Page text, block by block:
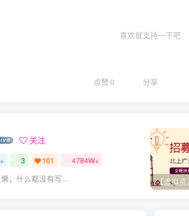
喜欢就支持一下吧
点赞0 分享
关注
3 101 4784W+
，什么都没有写...